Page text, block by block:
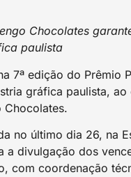
Chocolates
paulista
7ª edição do Prêmio
gráfica paulista,
Chocolates.
no último dia 26, na
a divulgação dos
com coordenação